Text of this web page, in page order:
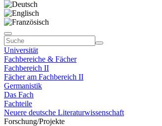
Universität
Fachbereiche & Fächer
Fachbereich II
Fächer am Fachbereich II
Germanistik
Das Fach
Fachteile
Neuere deutsche Literaturwissenschaft
Forschung/Projekte